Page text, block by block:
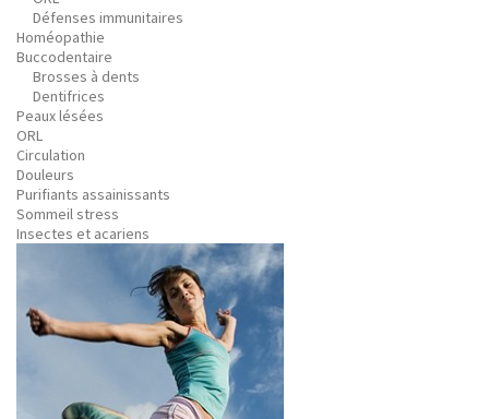
Défenses immunitaires
Homéopathie
Buccodentaire
Brosses à dents
Dentifrices
Peaux lésées
ORL
Circulation
Douleurs
Purifiants assainissants
Sommeil stress
Insectes et acariens